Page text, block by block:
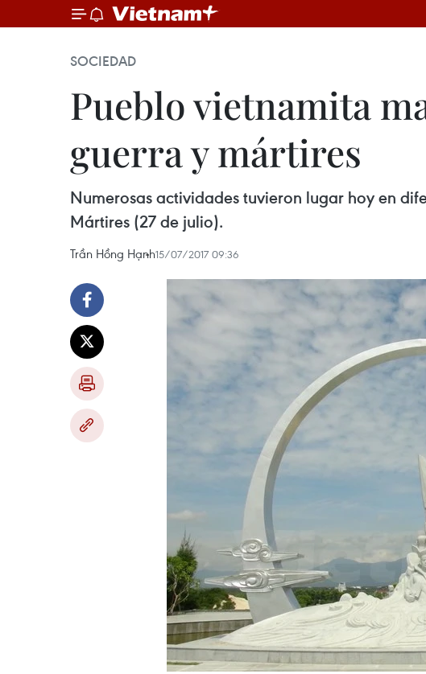
SOCIEDAD
Pueblo vietnamita
guerra y mártires
Numerosas actividades tuvieron lugar hoy en
Mártires (27 de julio).
Trần Hồng Hạnh15/07/2017 09:36